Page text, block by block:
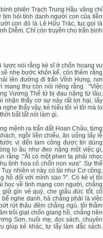
phiên Trạch Trung Hầu vâng chỉ
tìm hỏi tính danh người con của tiền
con đó là Lê Hữu Trác, tục gọi là
Diễm. Chỉ còn truyền cho trấn binh
lược nói rằng kẻ sĩ ở chốn hoang vu
nhẹ bước khôn kể, còn thêm rằng
lên đường đi trấn Vĩnh Hưng, nơi
mang thư còn nói riêng rằng : "Việc
Vương Thế tử bị đau nặng từ lâu;
nhận thấy cơ sự này rất lợi hại, lấy
thấy vậy, kẻ hiểu tôi vì tôi mà lo
bất tất nói làm gì.
mệnh ra trấn đất Hoan Châu, từng
ngồi liền chiếu, ăn uống lấy lễ
vị đến tam công được tin dùng
lo âu như đeo nặng một việc gì,
rằng :"Ắt có một phen ta phải nhọc
tình hoa cỏ chốn non xưa". Sự thể
nhiên vị này có tài như Cơ công,
hồ đối với mình sao ?". Có kẻ vì tôi
học về tính mạng con người, chẳng
gìn vẻ quý, che giấu đức tốt, cố
nghe danh, há chẳng phải là việc
rứt thâu đêm chẳng ngủ, tôi thầm
trôi giạt chốn giang hồ, chẳng nên
Sơn, nuôi mẹ, đọc sách, chuyên
giúp kẻ khác, tự lấy làm đắc sách.